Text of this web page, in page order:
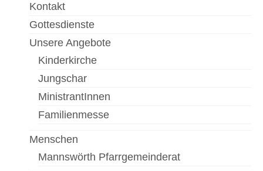
Flohmarkt
Kirchenführung
Dreifaltigkeitsnews
Impressum
Kontakt
Gottesdienste
Unsere Angebote
Kinderkirche
Jungschar
MinistrantInnen
Familienmesse
Menschen
Mannswörth Pfarrgemeinderat